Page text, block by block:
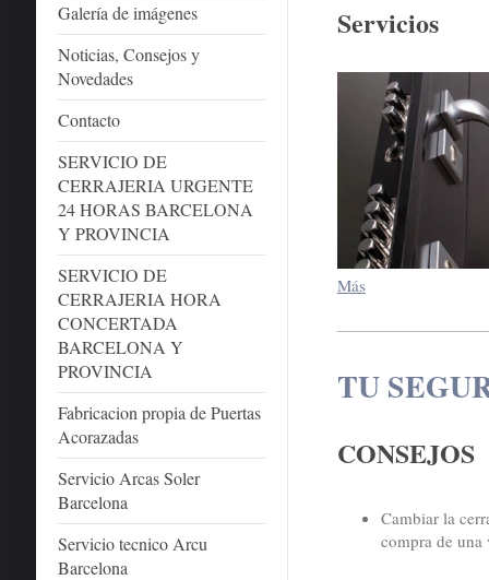
Galería de imágenes
Noticias, Consejos y
Novedades
Contacto
SERVICIO DE
CERRAJERIA URGENTE
24 HORAS BARCELONA
Y PROVINCIA
SERVICIO DE
CERRAJERIA HORA
CONCERTADA
BARCELONA Y
PROVINCIA
Fabricacion propia de Puertas
Acorazadas
Servicio Arcas Soler
Barcelona
Servicio tecnico Arcu
Barcelona
Servicios
Más
TU
CONSEJOS
Cambiar la
compra de